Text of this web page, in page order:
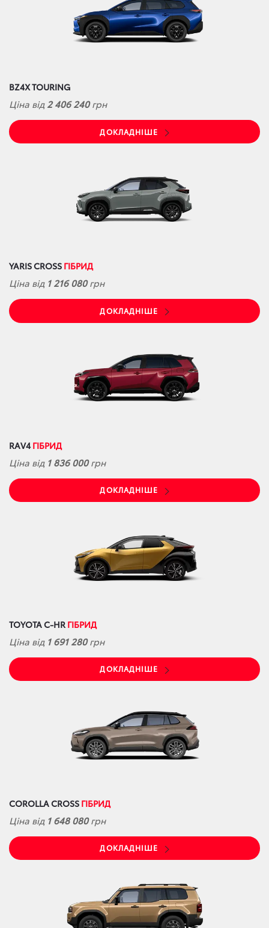
BZ4X TOURING
Ціна від2 406 240грн
ДОКЛАДНІШЕ
YARIS CROSS ГІБРИД
Ціна від 1 216 080грн
ДОКЛАДНІШЕ
RAV4ГІБРИД
Ціна від 1 836 000грн
ДОКЛАДНІШЕ
TOYOTA C-HR ГІБРИД
Ціна від 1 691 280грн
ДОКЛАДНІШЕ
COROLLA CROSS ГІБРИД
Ціна від 1 648 080грн
ДОКЛАДНІШЕ